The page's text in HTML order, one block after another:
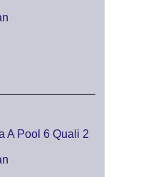
A Pool 6 Quali 2